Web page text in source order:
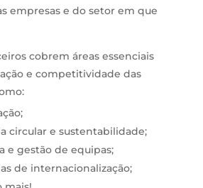
empresas e do setor em que
cobrem áreas essenciais
e competitividade das
circular e sustentabilidade;
e gestão de equipas;
de internacionalização;